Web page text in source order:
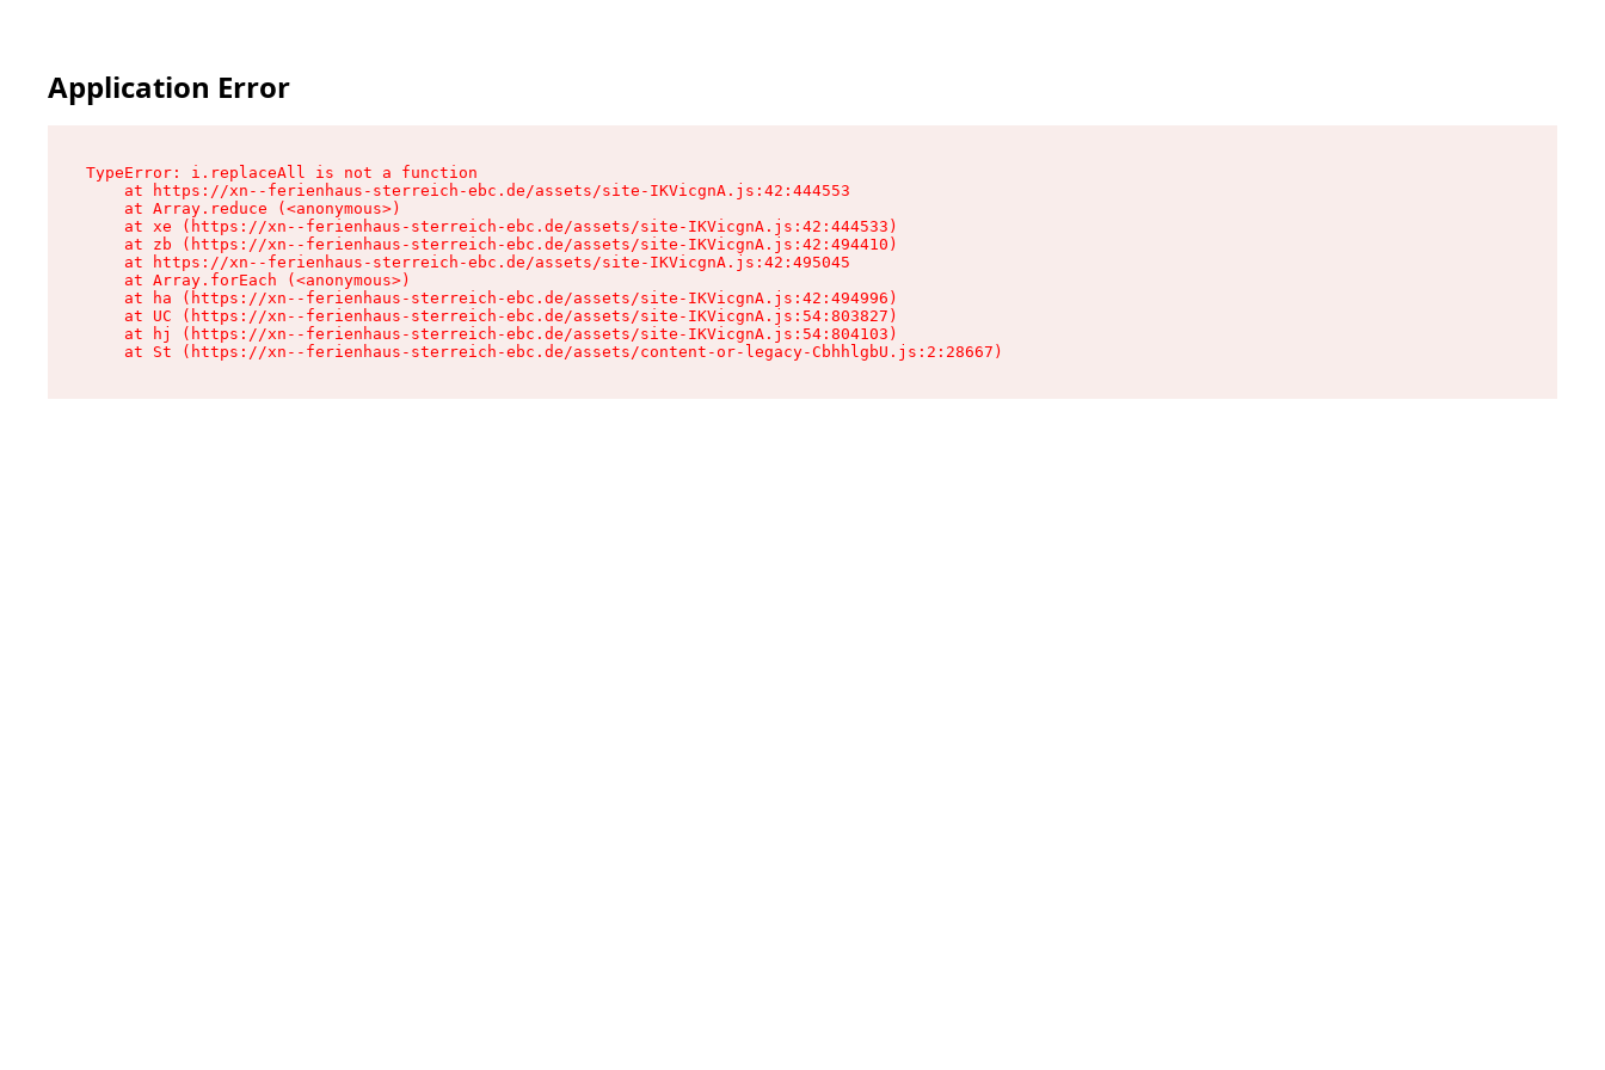
Application Error
TypeError: i.replaceAll is not a function
    at https://xn--ferienhaus-sterreich-ebc.de/assets/site-IKVicgnA.js:42:444553
    at Array.reduce (<anonymous>)
    at xe (https://xn--ferienhaus-sterreich-ebc.de/assets/site-IKVicgnA.js:42:444533)
    at zb (https://xn--ferienhaus-sterreich-ebc.de/assets/site-IKVicgnA.js:42:494410)
    at https://xn--ferienhaus-sterreich-ebc.de/assets/site-IKVicgnA.js:42:495045
    at Array.forEach (<anonymous>)
    at ha (https://xn--ferienhaus-sterreich-ebc.de/assets/site-IKVicgnA.js:42:494996)
    at UC (https://xn--ferienhaus-sterreich-ebc.de/assets/site-IKVicgnA.js:54:803827)
    at hj (https://xn--ferienhaus-sterreich-ebc.de/assets/site-IKVicgnA.js:54:804103)
    at St (https://xn--ferienhaus-sterreich-ebc.de/assets/content-or-legacy-CbhhlgbU.js:2:28667)